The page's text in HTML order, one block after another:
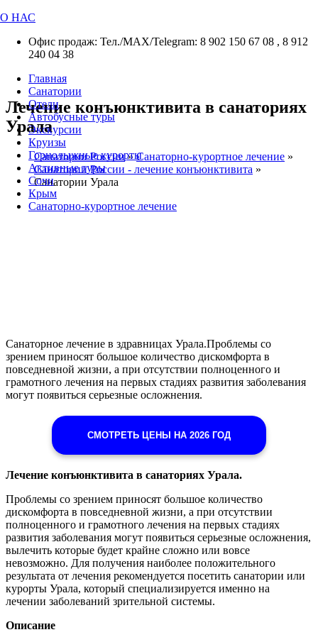
О НАС
Офис продаж: Тел./МАХ/Telegram: 8 902 150 67 08 , 8 912
240 04 38
Главная
Санатории
Отели
Автобусные туры
Экскурсии
Круизы
Горнолыжные курорты
Активные туры
Сочи
Крым
Санаторно-курортное лечение
Лечение конъюнктивита в санаториях
Урала
Санатории России»Санаторно-курортное лечение »
Санатории России - лечение конъюнктивита »
Санатории Урала
Санаторное лечение в здравницах Урала.Проблемы со
зрением приносят большое количество дискомфорта в
повседневной жизни, а при отсутствии полноценного и
грамотного лечения на первых стадиях развития заболевания
могут появиться серьезные осложнения.
СМОТРЕТЬ ЦЕНЫ НА 2026 ГОД
Лечение конъюнктивита в санаториях Урала.
Проблемы со зрением приносят большое количество
дискомфорта в повседневной жизни, а при отсутствии
полноценного и грамотного лечения на первых стадиях
развития заболевания могут появиться серьезные осложнения,
вылечить которые будет крайне сложно или вовсе
невозможно. Для получения наиболее положительного
результата от лечения рекомендуется посетить санатории или
курорты Урала, который специализируется именно на
лечении заболеваний зрительной системы.
Описание